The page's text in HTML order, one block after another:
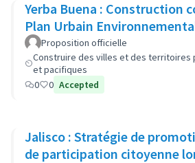
Yerba Buena : Construction
Plan Urbain
Proposition officielle
Construire des villes et des territoires
et pacifiques
0
0 Accepted
Jalisco : Stratégie de
de participation citoyenne